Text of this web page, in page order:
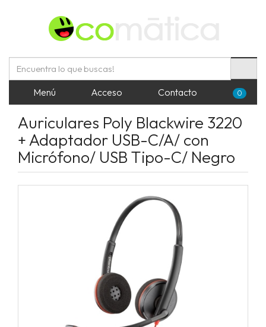
Menú Acceso Contacto 0
Auriculares Poly Blackwire 3220
+ Adaptador USB-C/A/ con
Micrófono/ USB Tipo-C/ Negro